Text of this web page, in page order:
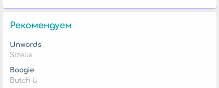
Рекомендуем
Unwords
Sizelle
Boogie
Butch U